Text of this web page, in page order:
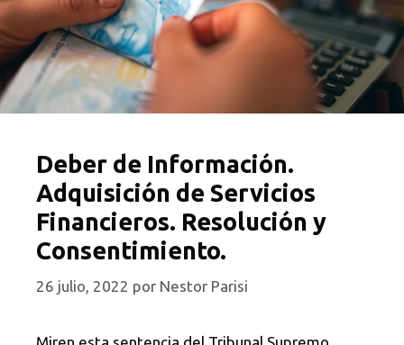
Deber de Información.
Adquisición de Servicios
Financieros. Resolución y
Consentimiento.
26 julio, 2022 por Nestor Parisi